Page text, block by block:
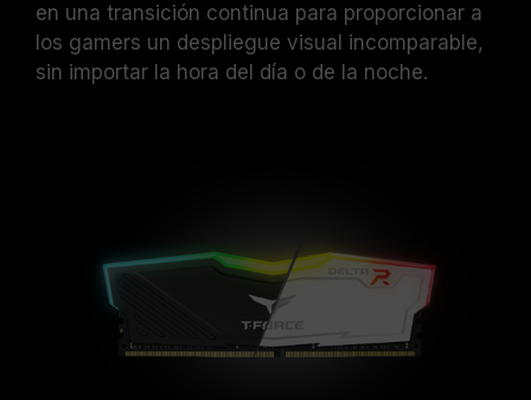
en una transición continua para proporcionar a
los gamers un despliegue visual incomparable,
sin importar la hora del día o de la noche.